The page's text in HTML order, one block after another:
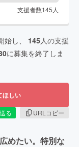
支援者数145 人
始し、 145人の支援
に募集を終了しま
ほしい
る
URLコピー
めたい。特別な